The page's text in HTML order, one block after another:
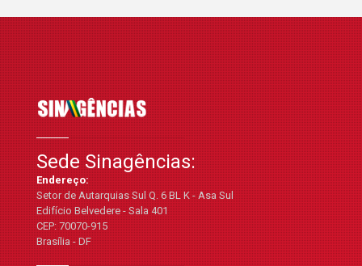
Sede Sinagências:
Endereço:
Setor de Autarquias Sul Q. 6 BL K - Asa Sul
Edifício Belvedere - Sala 401
CEP: 70070-915
Brasília - DF